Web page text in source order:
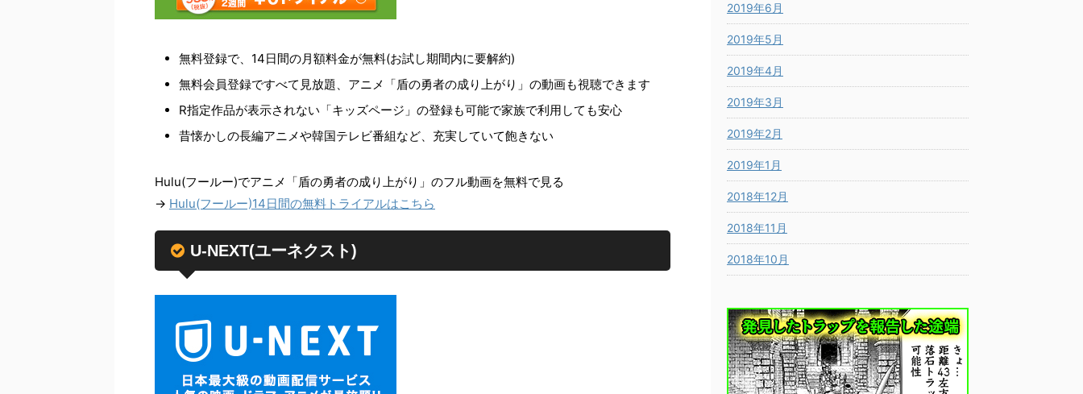
無料登録で、14日間の月額料金が無料(お試し期間内に要解約)
無料会員登録ですべて見放題、アニメ「盾の勇者の成り上がり」の動画も視聴できます
R指定作品が表示されない「キッズページ」の登録も可能で家族で利用しても安心
昔懐かしの長編アニメや韓国テレビ番組など、充実していて飽きない
Hulu(フールー)でアニメ「盾の勇者の成り上がり」のフル動画を無料で見る
→ Hulu(フールー)14日間の無料トライアルはこちら
U-NEXT(ユーネクスト)
2019年6月
2019年5月
2019年4月
2019年3月
2019年2月
2019年1月
2018年12月
2018年11月
2018年10月